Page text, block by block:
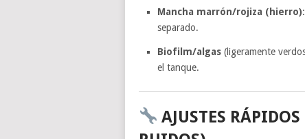
Mancha marrón/rojiza (hierro)
separado.
Biofilm/algas(ligeramente
el tanque.
AJUSTES